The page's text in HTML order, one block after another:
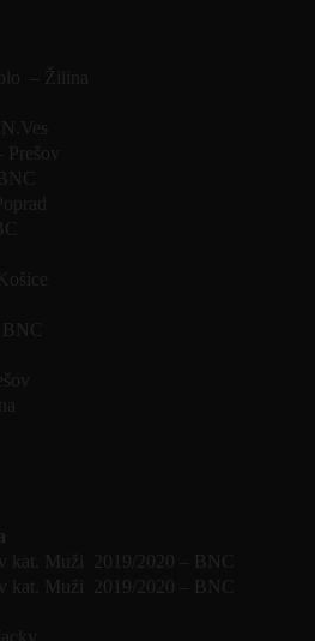
– Žilina
kat. Muži 2019/2020 – BNC
kat. Muži 2019/2020 – BNC